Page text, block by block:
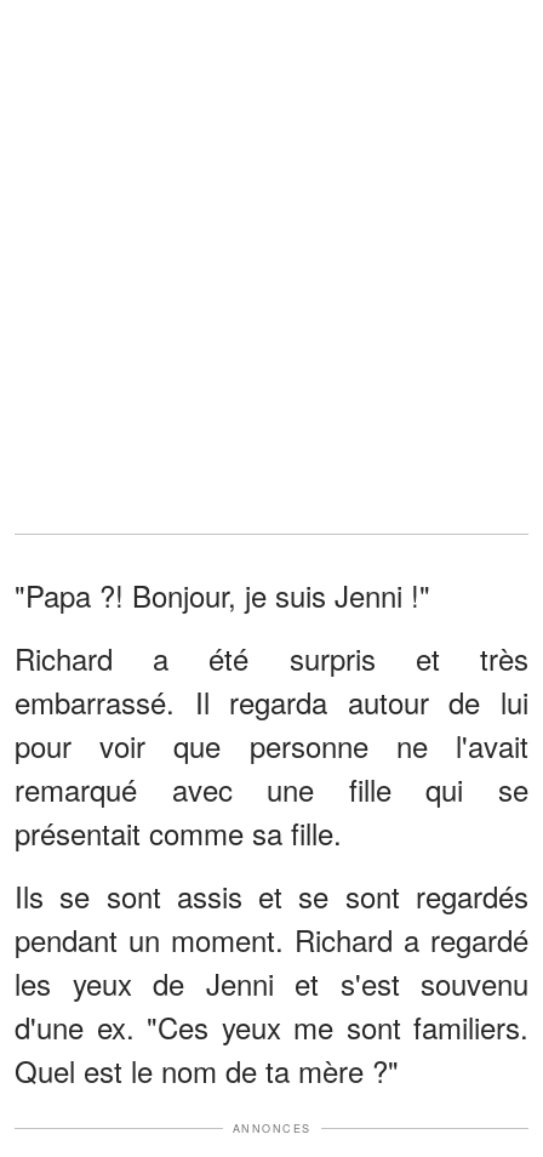
"Papa ?! Bonjour, je suis Jenni !"
Richard a été surpris et très
embarrassé. Il regarda autour de lui
pour voir que personne ne l'avait
remarqué avec une fille qui se
présentait comme sa fille.
Ils se sont assis et se sont regardés
pendant un moment. Richard a regardé
les yeux de Jenni et s'est souvenu
d'une ex. "Ces yeux me sont familiers.
Quel est le nom de ta mère ?"
ANNONCES